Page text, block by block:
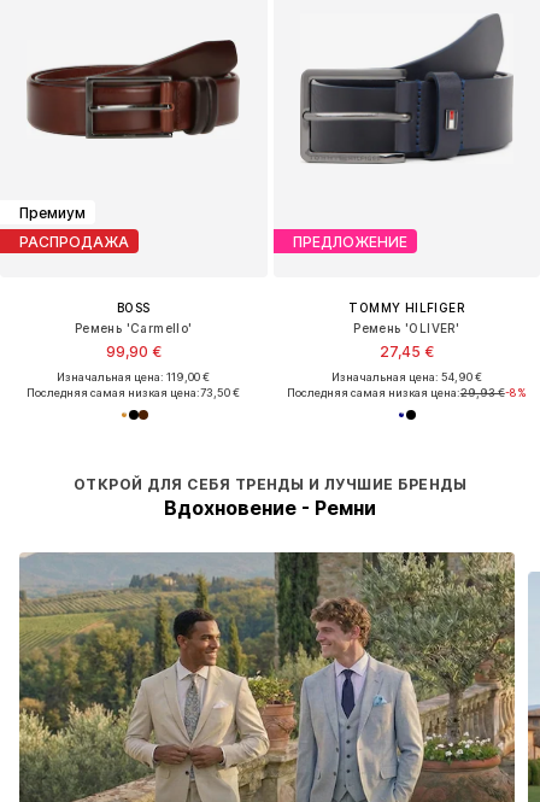
Премиум
РАСПРОДАЖА
BOSS
Ремень 'Carmello'
99,90 €
Изначальная цена: 119,00 €
Последняя самая низкая цена:73,50 €
ПРЕДЛОЖЕНИЕ
TOMMY HILFIGER
Ремень 'OLIVER'
27,45 €
Изначальная цена: 54,90 €
Последняя самая низкая цена:29,93 €-8%
ОТКРОЙ ДЛЯ СЕБЯ ТРЕНДЫ И ЛУЧШИЕ БРЕНДЫ
Вдохновение - Ремни